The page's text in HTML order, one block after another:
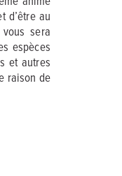
d’être au
sera
espèces
et autres
raison de